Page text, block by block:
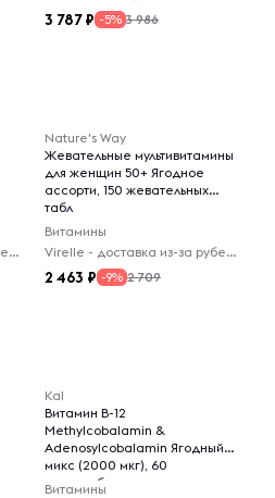
3 787 -5% 3 986
Virelle - доставка из-за рубежа
Nature's Way
Жевательные мультивитамины
для женщин 50+ Ягодное
ассорти, 150 жевательных
табл
Витамины
Virelle - доставка из-за рубежа
2 463 -9% 2 709
Kal
Витамин B-12
Methylcobalamin &
Adenosylcobalamin Ягодный
микс (2000 мкг), 60
микротабл
Витамины